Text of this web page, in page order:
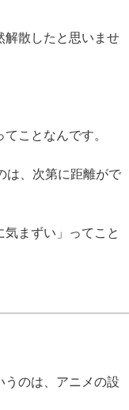
解散したと思いませ
ことなんです。
は、次第に距離がで
まずい」ってこと
うのは、アニメの設